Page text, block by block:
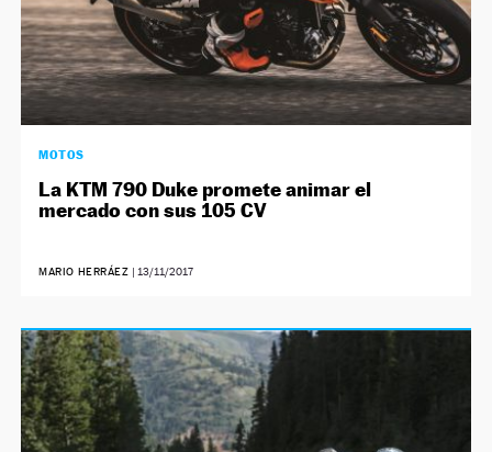
MOTOS
La KTM 790 Duke promete animar el
mercado con sus 105 CV
MARIO HERRÁEZ | 13/11/2017